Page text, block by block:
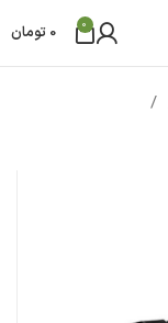
0
0 تومان